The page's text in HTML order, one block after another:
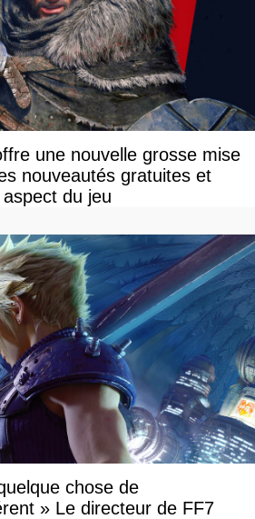
une nouvelle grosse mise
nouveautés gratuites et
du jeu
chose de
» Le directeur de FF7